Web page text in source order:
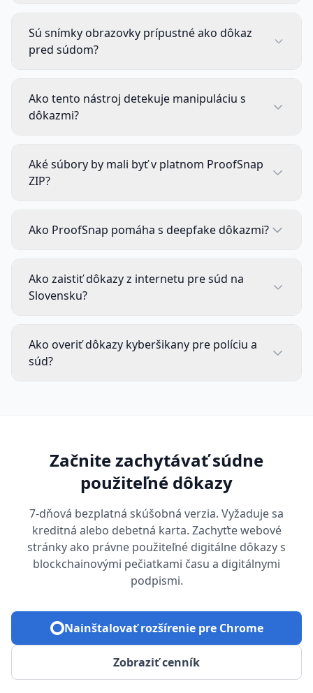
Sú snímky obrazovky prípustné ako dôkaz
pred súdom?
Ako tento nástroj detekuje manipuláciu s
dôkazmi?
Aké súbory by mali byť v platnom ProofSnap
ZIP?
Ako ProofSnap pomáha s deepfake dôkazmi?
Ako zaistiť dôkazy z internetu pre súd na
Slovensku?
Ako overiť dôkazy kyberšikany pre políciu a
súd?
Začnite zachytávať súdne
použiteľné dôkazy
7-dňová bezplatná skúšobná verzia. Vyžaduje sa
kreditná alebo debetná karta. Zachyťte webové
stránky ako právne použiteľné digitálne dôkazy s
blockchainovými pečiatkami času a digitálnymi
podpismi.
Nainštalovať rozšírenie pre Chrome
Zobraziť cenník